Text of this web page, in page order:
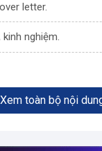
letter.
nghiệm.
Xem toàn bộ nội